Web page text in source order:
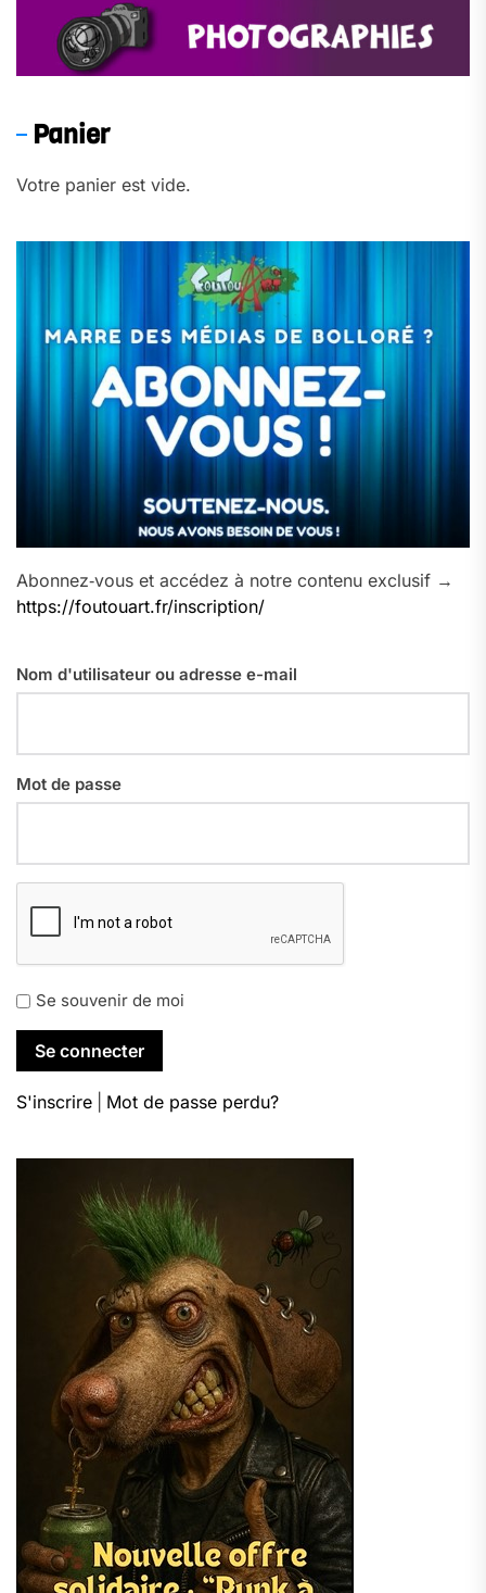
Panier
Votre panier est vide.
Abonnez‑vous et accédez à notre contenu exclusif →
https://foutouart.fr/inscription/
Nom d'utilisateur ou adresse e-mail
Mot de passe
Se souvenir de moi
S'inscrire Mot de passe perdu?